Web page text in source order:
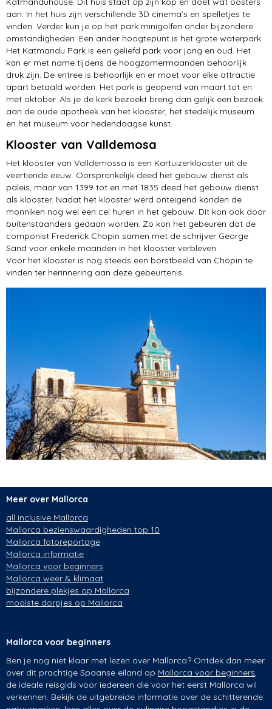
aan. In het huis zijn verschillende 3D cinema’s en spelletjes te
vinden. Verder kun je op het park minigolfen onder bijzondere
omstandigheden. Een ander hoogtepunt is het grote waterpark.
Het Katmandu Park is een geliefd park voor jong en oud. Het
kan er met name tijdens de hoogzomermaanden behoorlijk
druk zijn. De entree is behoorlijk en er moet voor elke attractie
apart betaald worden. Het park is geopend van maart tot en
met oktober. Als je de kerk bezoekt breng dan gelijk een bezoek
aan de oude apotheek van het klooster, het stedelijk museum
en het museum voor hedendaagse kunst.
Klooster van Valldemosa
Het klooster van Valldemossa is een Kartuizerklooster uit de
veertiende eeuw. Oorspronkelijk deed het gebouw dienst als
paleis, maar van 1399 tot en met 1835 deed het gebouw dienst
als klooster. Nadat het klooster werd onteigend konden de
monniken nog wel een cel huren in het gebouw. Dit kon ook door
buitenstaanders gedaan worden. Zo kon het gebeuren dat de
componist Frederick Chopin samen met de schrijver George
Sand voor enkele maanden in het klooster verbleven.
Voor het klooster is nog steeds een borstbeeld van Chopin te
vinden ter herinnering aan deze gebeurtenis.
Meer over Mallorca
all inclusive Mallorca
Mallorca bezienswaardigheden top 10
Mallorca fotoreportage
Mallorca informatie
Mallorca voor beginners
Mallorca weer & klimaat
bijzondere plekjes op Mallorca
mooiste dorpjes op Mallorca
Mallorca voor beginners
Ben je nog niet klaar met lezen over Mallorca? Ontdek dan meer
over dit prachtige Spaanse eiland op Mallorca voor beginners,
de ideale reisgids voor iedereen die voor het eerst Mallorca wil
verkennen. Bekijk de uitgebreide informatie over de schitterende